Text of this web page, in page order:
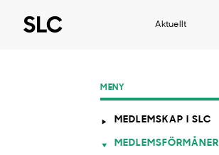
Aktuellt
MENY
MEDLEMSKAP I SLC
MEDLEMSFÖRMÅNER